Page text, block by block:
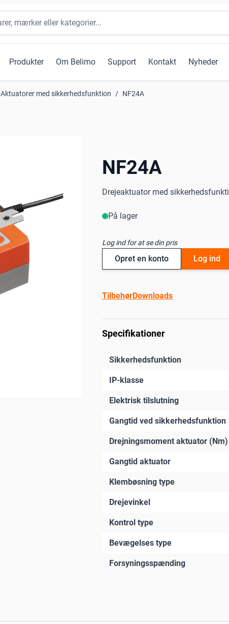
Produkter Om Belimo Support Kontakt Nyheder
Aktuatorer med sikkerhedsfunktion / NF24A
NF24A
Drejeaktuator med
På lager
Log ind for at se din pris
Opret en konto Log ind
TilbehørDownloads
Specifikationer
Sikkerhedsfunktion
IP-klasse
Elektrisk tilslutning
Gangtid ved sikkerhedsfunktion
Drejningsmoment aktuator (Nm)
Gangtid aktuator
Klembøsning type
Drejevinkel
Kontrol type
Bevægelses type
Forsyningsspænding